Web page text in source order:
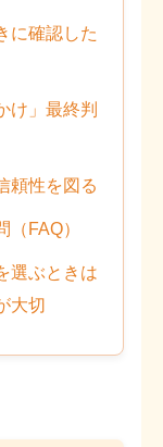
に確認した
け」最終判
頼性を図る
FAQ）
選ぶときは
大切